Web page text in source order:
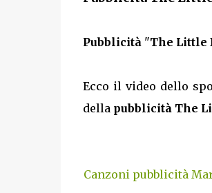
Pubblicità"The Little
Ecco il video dello
della pubblicità The
Canzoni pubblicità